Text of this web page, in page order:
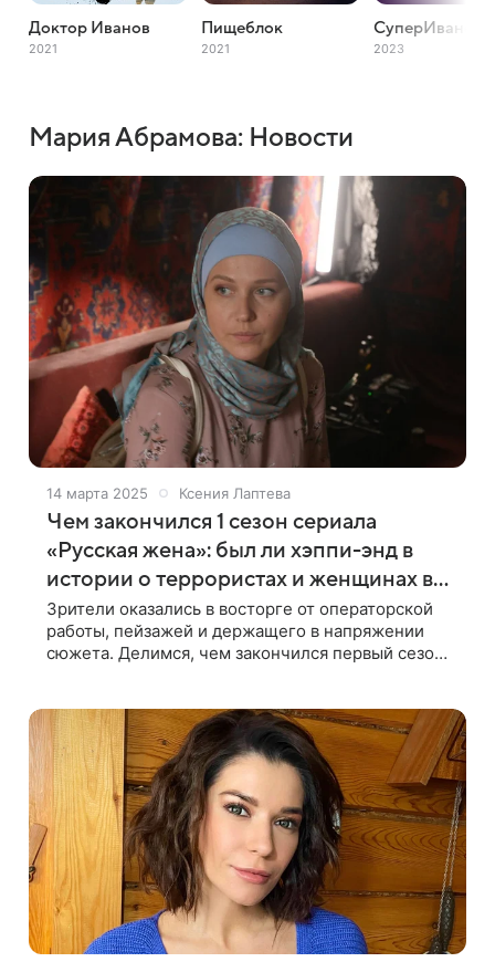
Доктор Иванов
2021
Пищеблок
2021
СуперИвановы
2023
Мария Абрамова: Новости
14 марта 2025 Ксения Лаптева
Чем закончился 1 сезон сериала
«Русская жена»: был ли хэппи-энд в
истории о террористах и женщинах в
исламском мире
Зрители оказались в восторге от операторской
работы, пейзажей и держащего в напряжении
сюжета. Делимся, чем закончился первый сезон